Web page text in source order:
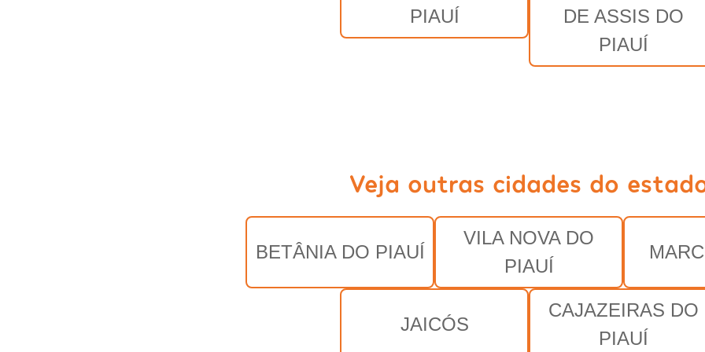
PIAUÍ
DE ASSIS DO
PIAUÍ
Veja outras cidades do
BETÂNIA DO PIAUÍ
VILA NOVA DO
PIAUÍ
JAICÓS
CAJAZEIRAS DO
PIAUÍ